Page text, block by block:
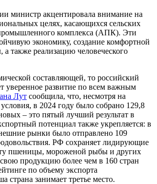
министр акцентировала внимание на
целях, касающихся сельских
комплекса (АПК). Эти
экономику, создание комфортной
а также реализацию человеческого
составляющей, то российский
уверенное развитие по всем важным
Лут сообщила, что, несмотря на
в 2024 году было собрано 129,8
– это пятый лучший результат в
потенциал также укрепляется: в
рынки было отправлено 109
РФ сохраняет лидирующие
пшеницы, мороженой рыбы и других
свою продукцию более чем в 160 стран
по объему экспорта
страна занимает третье место.